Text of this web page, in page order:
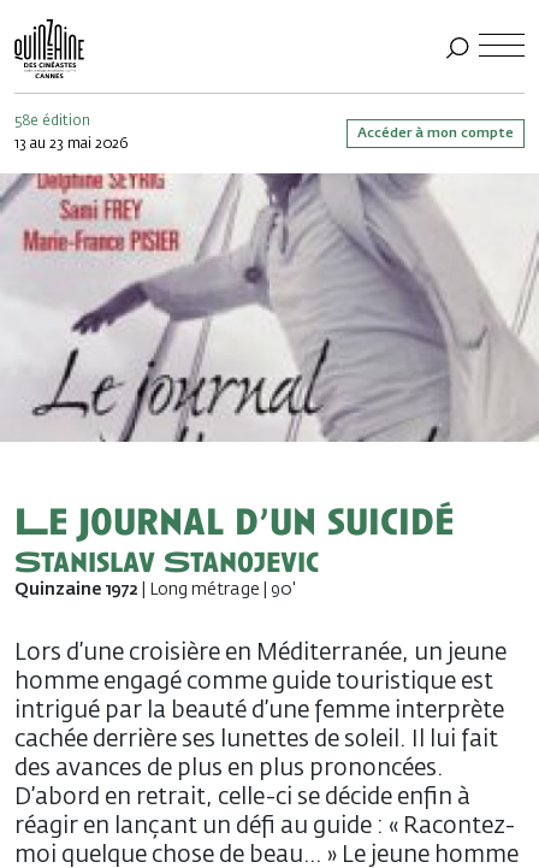
58e édition
13 au 23 mai 2026
Accéder à mon compte
Le Journal d’un suicidé
Stanislav Stanojevic
Quinzaine 1972 | Long métrage | 90'
Lors d’une croisière en Méditerranée, un jeune
homme engagé comme guide touristique est
intrigué par la beauté d’une femme interprète
cachée derrière ses lunettes de soleil. Il lui fait
des avances de plus en plus prononcées.
D’abord en retrait, celle-ci se décide enfin à
réagir en lançant un défi au guide : « Racontez-
moi quelque chose de beau… » Le jeune homme